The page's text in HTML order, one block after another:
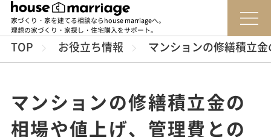
家づくり・家を建てる相談ならhouse marriageへ。
理想の家づくり・家探し・住宅購入をサポート。
TOP お役立ち情報 マンションの修繕積立
マンションの修繕積立金の
相場や値上げ、管理費との